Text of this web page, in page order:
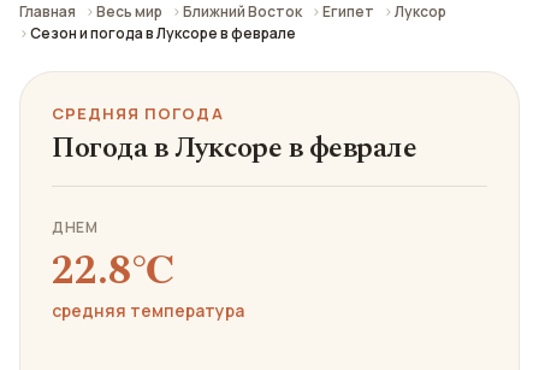
Главная Весь мир Ближний Восток Египет
Луксор
Сезон и погода в Луксоре в феврале
СРЕДНЯЯ ПОГОДА
Погода в Луксоре в феврале
ДНЕМ
22.8℃
средняя температура